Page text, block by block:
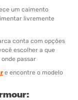
um caimento
livremente
conta com opções
escolher a que
passar
e encontre o modelo